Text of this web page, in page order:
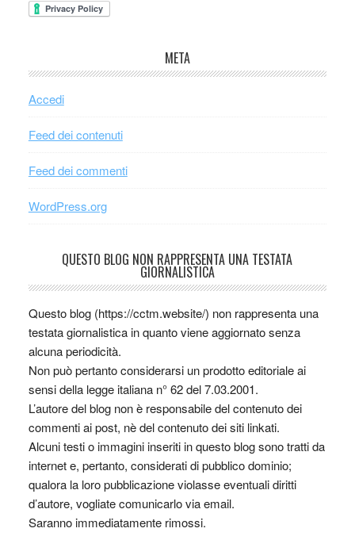
META
Accedi
Feed dei contenuti
Feed dei commenti
WordPress.org
QUESTO BLOG NON RAPPRESENTA UNA TESTATA
GIORNALISTICA
Questo blog (https://cctm.website/) non rappresenta una
testata giornalistica in quanto viene aggiornato senza
alcuna periodicità.
Non può pertanto considerarsi un prodotto editoriale ai
sensi della legge italiana n° 62 del 7.03.2001.
L’autore del blog non è responsabile del contenuto dei
commenti ai post, nè del contenuto dei siti linkati.
Alcuni testi o immagini inseriti in questo blog sono tratti da
internet e, pertanto, considerati di pubblico dominio;
qualora la loro pubblicazione violasse eventuali diritti
d’autore, vogliate comunicarlo via email.
Saranno immediatamente rimossi.